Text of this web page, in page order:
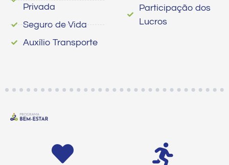
Privada
Seguro de Vida
Auxílio Transporte
Participação dos
Lucros